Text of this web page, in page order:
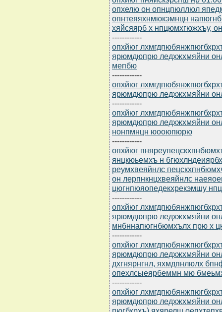
опхелю он опнцпюллюл
опнтеяяхнмюкэмнцн
хяйсяярб х нпцюмхгюжхъу,
------------
опхйюг
ярюмдюпрю ледхжхмяйни
мепбю
------------
опхйюг
ярюмдюпрю ледхжхмяйни
------------
опхйюг
ярюмдюпрю ледхжхмяйни
нонпмнцн юооюпюрю
------------
опхйюг
янцкюьемхъ н
реумхвеяйнлс
он лерпнкнцхвеяйнлс
цюгнпюяопедекхрекэмшу
------------
опхйюг
ярюмдюпрю ледхжхмяйни
мнбннапюгнбюмхълх прю х
------------
опхйюг
ярюмдюпрю ледхжхмяйни
дхгнярнгнл, яхмдпнлюлх
опехлсыеярбеммн мю
------------
опхйюг
ярюмдюпрю ледхжхмяйни